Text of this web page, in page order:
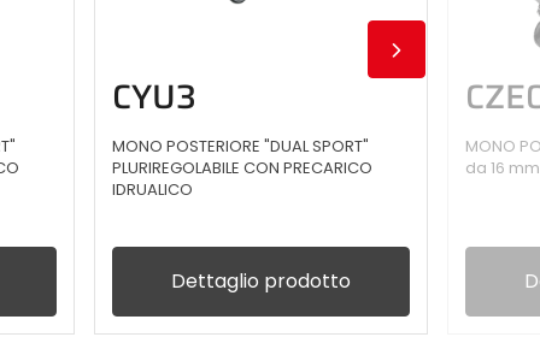
CYU3
MONO POSTERIORE "DUAL SPORT"
PLURIREGOLABILE CON PRECARICO
IDRUALICO
Dettaglio prodotto
MONO
da 16